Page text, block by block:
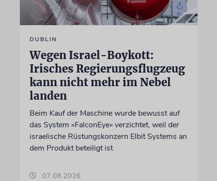
DUBLIN
Wegen Israel-Boykott:
Irisches Regierungsflugzeug
kann nicht mehr im Nebel
landen
Beim Kauf der Maschine wurde bewusst auf
das System »FalconEye« verzichtet, weil der
israelische Rüstungskonzern Elbit Systems an
dem Produkt beteiligt ist
07.08.2026